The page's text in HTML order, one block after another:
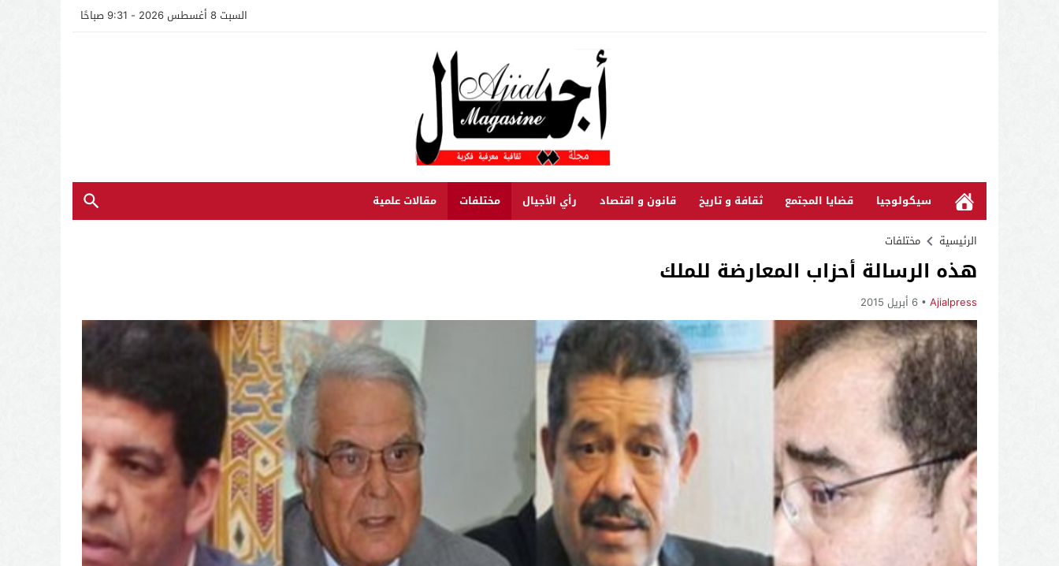
السبت 8 أغسطس 2026 - 9:31 صباحًا
سيكولوجيا قضايا المجتمع ثقافة و تاريخ قانون و اقتصاد رأي الأجيال مختلفات مقالات علمية
الرئيسية مختلفات
هذه الرسالة أحزاب المعارضة للملك
Ajialpress 6 أبريل 2015